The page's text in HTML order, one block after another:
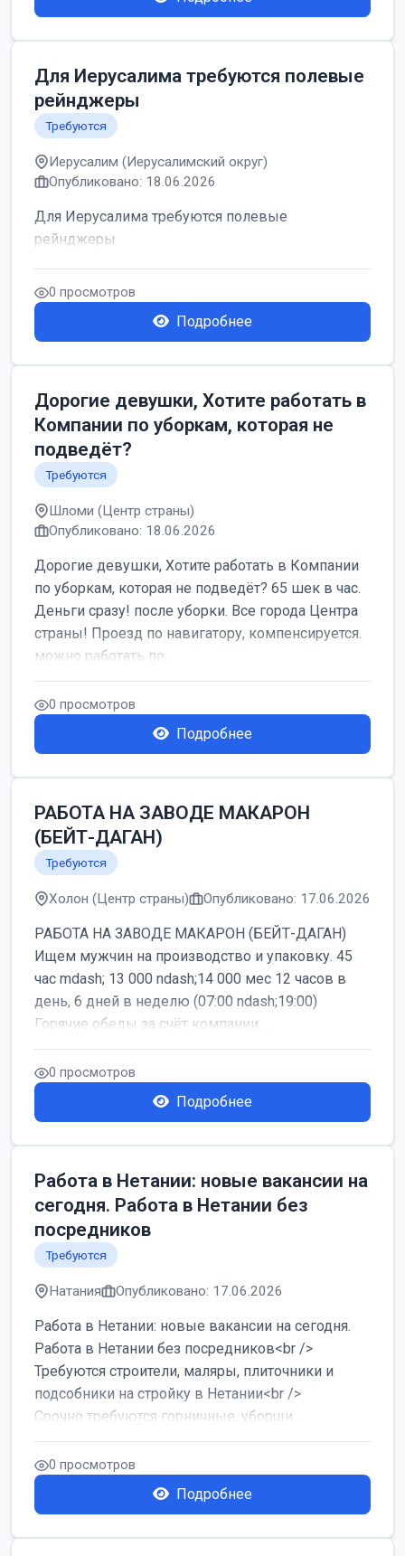
Для Иерусалима требуются полевые
рейнджеры
Требуются
Иерусалим (Иерусалимский округ)
Опубликовано: 18.06.2026
Для Иерусалима требуются полевые
рейнджеры
0 просмотров
Подробнее
Дорогие девушки, Хотите работать в
Компании по уборкам, которая не
подведёт?
Требуются
Шломи (Центр страны)
Опубликовано: 18.06.2026
Дорогие девушки, Хотите работать в Компании
по уборкам, которая не подведёт? 65 шек в час.
Деньги сразу! после уборки. Все города Центра
страны! Проезд по навигатору, компенсируется.
можно работать по...
0 просмотров
Подробнее
РАБОТА НА ЗАВОДЕ МАКАРОН
(БЕЙТ-ДАГАН)
Требуются
Холон (Центр страны) Опубликовано: 17.06.2026
РАБОТА НА ЗАВОДЕ МАКАРОН (БЕЙТ-ДАГАН)
Ищем мужчин на производство и упаковку. 45
час mdash; 13 000 ndash;14 000 мес 12 часов в
день, 6 дней в неделю (07:00 ndash;19:00)
Горячие обеды за счёт компании ...
0 просмотров
Подробнее
Работа в Нетании: новые вакансии на
сегодня. Работа в Нетании без
посредников
Требуются
Натания Опубликовано: 17.06.2026
Работа в Нетании: новые вакансии на сегодня.
Работа в Нетании без посредников<br />
Требуются строители, маляры, плиточники и
подсобники на стройку в Нетании<br />
Срочно требуются горничные, уборщи...
0 просмотров
Подробнее